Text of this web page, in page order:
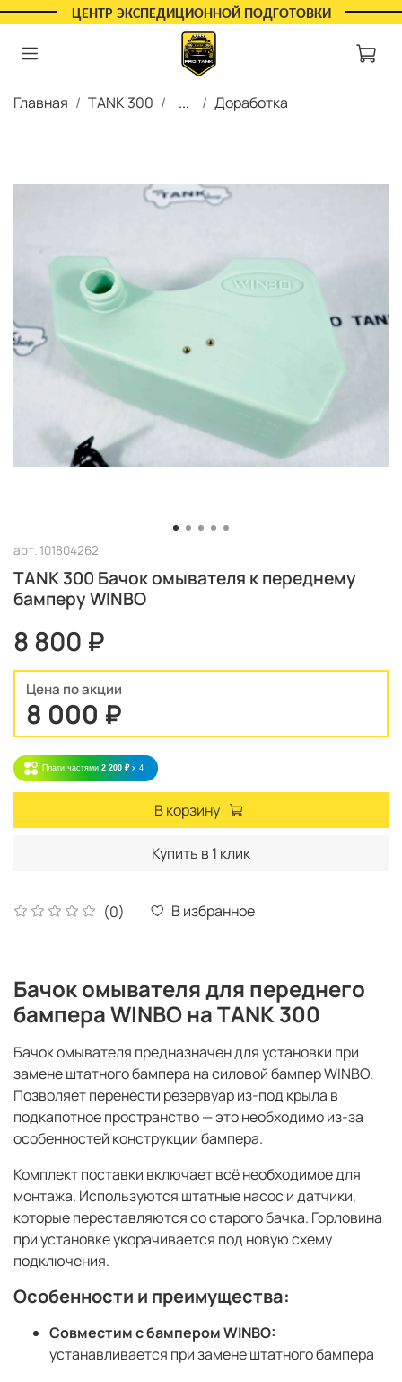
ЦЕНТР ЭКСПЕДИЦИОННОЙ ПОДГОТОВКИ
Главная TANK 300 ... Доработка
арт. 101804262
TANK 300 Бачок омывателя к переднему
бамперу WINBO
(0) В избранное
8 800 ₽
Цена по акции
8 000 ₽
Плати частями 2 200 ₽ x 4
В корзину
Купить в 1 клик
Бачок омывателя для переднего
бампера WINBO на TANK 300
Бачок омывателя предназначен для установки при
замене штатного бампера на силовой бампер WINBO.
Позволяет перенести резервуар из-под крыла в
подкапотное пространство — это необходимо из-за
особенностей конструкции бампера.
Комплект поставки включает всё необходимое для
монтажа. Используются штатные насос и датчики,
которые переставляются со старого бачка. Горловина
при установке укорачивается под новую схему
подключения.
Особенности и преимущества:
Совместим с бампером WINBO:
устанавливается при замене штатного бампера